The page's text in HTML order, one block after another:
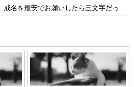
名を最安でお願いしたら三文字だったわ」